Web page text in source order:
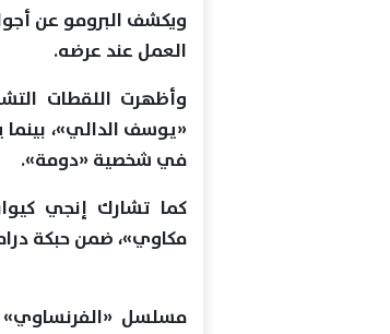
ويكشف البرومو عن
العمل عند عرضه.
وأظهرت اللقطات
«يوسف الدالي»،
في شخصية «دومة».
كما تشارك إنجي
مكاوي»، ضمن حبكة
مسلسل «الفرنساوي»